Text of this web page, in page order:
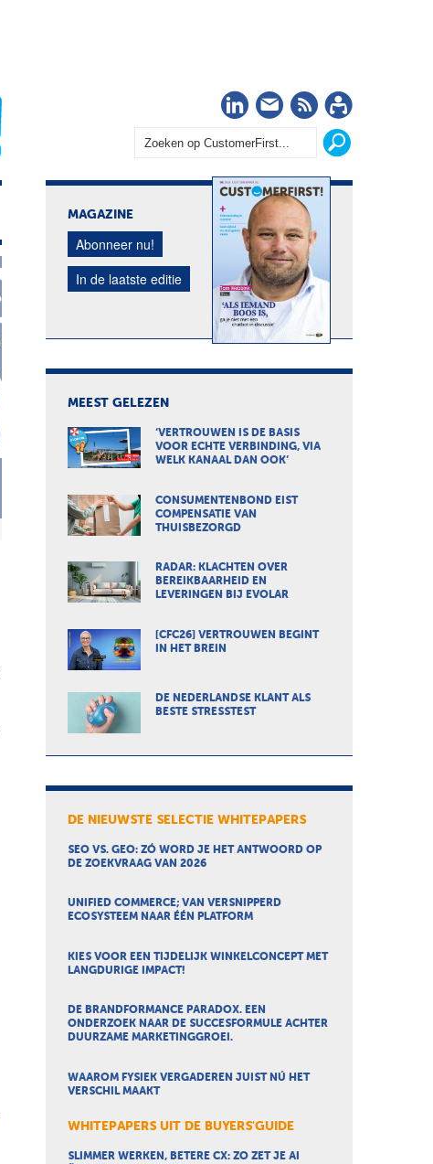
LinkedIn
Nieuwsbrief
RSS
MAGAZINE
Abonneer nu!
In de laatste editie
MEEST GELEZEN
‘VERTROUWEN IS DE BASIS
VOOR ECHTE VERBINDING, VIA
WELK KANAAL DAN OOK’
CONSUMENTENBOND EIST
COMPENSATIE VAN
THUISBEZORGD
RADAR: KLACHTEN OVER
BEREIKBAARHEID EN
LEVERINGEN BIJ EVOLAR
[CFC26] VERTROUWEN BEGINT
IN HET BREIN
DE NEDERLANDSE KLANT ALS
BESTE STRESSTEST
DE NIEUWSTE SELECTIE WHITEPAPERS
SEO VS. GEO: ZÓ WORD JE HET ANTWOORD OP
DE ZOEKVRAAG VAN 2026
UNIFIED COMMERCE; VAN VERSNIPPERD
ECOSYSTEEM NAAR ÉÉN PLATFORM
KIES VOOR EEN TIJDELIJK WINKELCONCEPT MET
LANGDURIGE IMPACT!
DE BRANDFORMANCE PARADOX. EEN
ONDERZOEK NAAR DE SUCCESFORMULE ACHTER
DUURZAME MARKETINGGROEI.
WAAROM FYSIEK VERGADEREN JUIST NÚ HET
VERSCHIL MAAKT
WHITEPAPERS UIT DE BUYERS'GUIDE
SLIMMER WERKEN, BETERE CX: ZO ZET JE AI